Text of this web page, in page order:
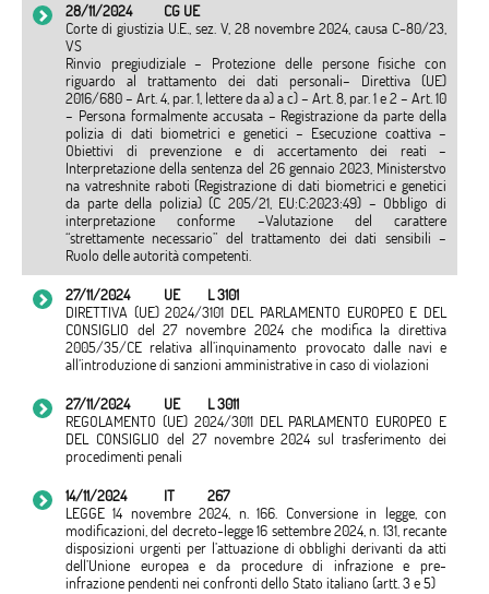
28/11/2024
CG UE
Corte di giustizia U.E., sez. V, 28 novembre 2024, causa C-80/23,
VS
Rinvio pregiudiziale – Protezione delle persone fisiche con
riguardo al trattamento dei dati personali– Direttiva (UE)
2016/680 – Art. 4, par. 1, lettere da a) a c) – Art. 8, par. 1 e 2 – Art. 10
– Persona formalmente accusata – Registrazione da parte della
polizia di dati biometrici e genetici – Esecuzione coattiva –
Obiettivi di prevenzione e di accertamento dei reati –
Interpretazione della sentenza del 26 gennaio 2023, Ministerstvo
na vatreshnite raboti (Registrazione di dati biometrici e genetici
da parte della polizia) (C 205/21, EU:C:2023:49) – Obbligo di
interpretazione conforme –Valutazione del carattere
“strettamente necessario” del trattamento dei dati sensibili –
Ruolo delle autorità competenti.
27/11/2024
UE
L 3101
DIRETTIVA (UE) 2024/3101 DEL PARLAMENTO EUROPEO E DEL
CONSIGLIO del 27 novembre 2024 che modifica la direttiva
2005/35/CE relativa all’inquinamento provocato dalle navi e
all’introduzione di sanzioni amministrative in caso di violazioni
27/11/2024
UE
L 3011
REGOLAMENTO (UE) 2024/3011 DEL PARLAMENTO EUROPEO E
DEL CONSIGLIO del 27 novembre 2024 sul trasferimento dei
procedimenti penali
14/11/2024
IT
267
LEGGE 14 novembre 2024, n. 166. Conversione in legge, con
modificazioni, del decreto-legge 16 settembre 2024, n. 131, recante
disposizioni urgenti per l’attuazione di obblighi derivanti da atti
dell’Unione europea e da procedure di infrazione e pre-
infrazione pendenti nei confronti dello Stato italiano (artt. 3 e 5)